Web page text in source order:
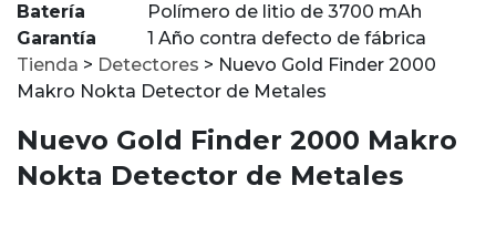
Batería
Polímero de litio de 3700 mAh
Garantía
1 Año contra defecto de fábrica
Tienda > Detectores > Nuevo Gold Finder 2000
Makro Nokta Detector de Metales
Nuevo Gold Finder 2000 Makro
Nokta Detector de Metales